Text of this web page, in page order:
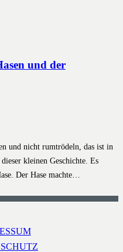
und der
und nicht rumtrödeln, das ist in
kleinen Geschichte. Es
Der Hase machte…